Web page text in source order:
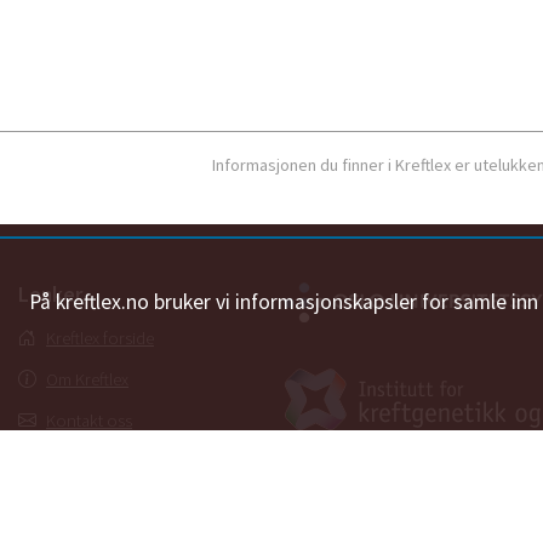
På kreftlex.no bruker vi informasjonskapsler for samle
Informasjonen du finner i Kreftlex er
Lenker